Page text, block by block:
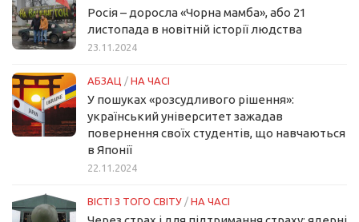
Росія – доросла «Чорна мамба», або 21
листопада в новітній історії людства
23.11.2024
АБЗАЦ / НА ЧАСІ
У пошуках «розсудливого рішення»:
український університет зажадав
повернення своїх студентів, що навчаються
в Японії
22.11.2024
ВІСТІ З ТОГО СВІТУ / НА ЧАСІ